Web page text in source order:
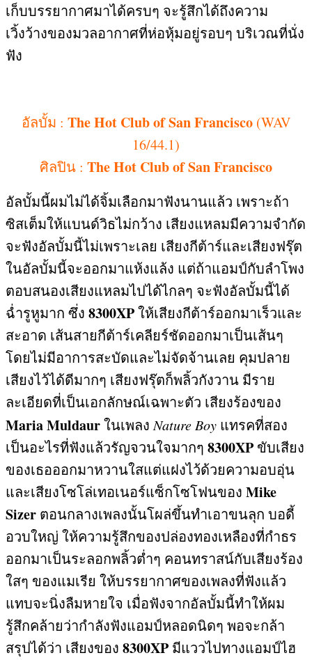
เก็บบรรยากาศมาได้ครบๆ จะรู้สึกได้ถึงความ
เวิ้งว้างของมวลอากาศที่ห่อหุ้มอยู่รอบๆ บริเวณที่นั่ง
ฟัง
อัลบั้ม : The Hot Club of San Francisco (WAV
16/44.1)
ศิลปิน : The Hot Club of San Francisco
อัลบั้มนี้ผมไม่ได้จิ้มเลือกมาฟังนานแล้ว เพราะถ้า
ซิสเต็มให้แบนด์วิธไม่กว้าง เสียงแหลมมีความจำกัด
จะฟังอัลบั้มนี้ไม่เพราะเลย เสียงกีต้าร์และเสียงฟรุ๊ต
ในอัลบั้มนี้จะออกมาแห้งแล้ง แต่ถ้าแอมป์กับลำโพง
ตอบสนองเสียงแหลมไปได้ไกลๆ จะฟังอัลบั้มนี้ได้
ฉ่ำรูหูมาก ซึ่ง 8300XPให้เสียงกีต้าร์ออกมาเร็วและ
สะอาด เส้นสายกีต้าร์เคลียร์ชัดออกมาเป็นเส้นๆ
โดยไม่มีอาการสะบัดและไม่จัดจ้านเลย คุมปลาย
เสียงไว้ได้ดีมากๆ เสียงฟรุ๊ตก็พลิ้วกังวาน มีราย
ละเอียดที่เป็นเอกลักษณ์เฉพาะตัว เสียงร้องของ
Maria MuldaurในเพลงNature Boy แทรคที่สอง
เป็นอะไรที่ฟังแล้วรัญจวนใจมากๆ 8300XP ขับเสียง
ของเธอออกมาหวานใสแต่แฝงไว้ด้วยความอบอุ่น
และเสียงโซโล่เทอเนอร์แซ็กโซโฟนของ Mike
Sizer ตอนกลางเพลงนั้นโผล่ขึ้นทำเอาขนลุก บอดี้
อวบใหญ่ ให้ความรู้สึกของปล่องทองเหลืองที่กำธร
ออกมาเป็นระลอกพลิ้วต่ำๆ คอนทราสน์กับเสียงร้อง
ใสๆ ของแมเรีย ให้บรรยากาศของเพลงที่ฟังแล้ว
แทบจะนิ่งลืมหายใจ เมื่อฟังจากอัลบั้มนี้ทำให้ผม
รู้สึกคล้ายว่ากำลังฟังแอมป์หลอดนิดๆ พอจะกล้า
สรุปได้ว่า เสียงของ 8300XP มีแววไปทางแอมป์ไฮ